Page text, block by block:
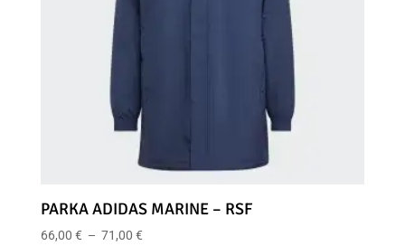
PARKA ADIDAS MARINE – RSF
66,00 € – 71,00 €Plage